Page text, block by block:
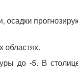
областях.
до -5. В